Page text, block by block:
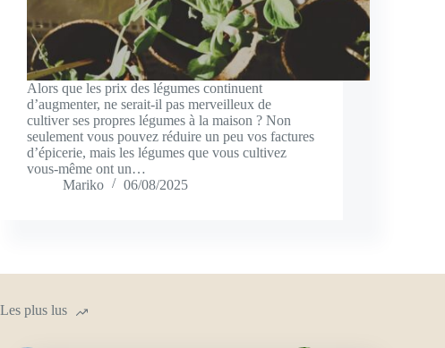
Alors que les prix des légumes continuent
d’augmenter, ne serait-il pas merveilleux de
cultiver ses propres légumes à la maison ? Non
seulement vous pouvez réduire un peu vos factures
d’épicerie, mais les légumes que vous cultivez
vous-même ont un…
Mariko
06/08/2025
Les plus lus